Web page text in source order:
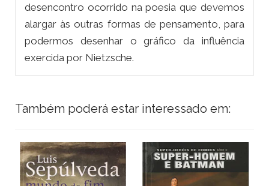
desencontro ocorrido na poesia que devemos
alargar às outras formas de pensamento, para
podermos desenhar o gráfico da influência
exercida por Nietzsche.
Também poderá estar interessado em: